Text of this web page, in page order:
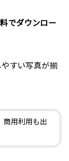
でダウンロー
すい写真が揃
商用利用も出